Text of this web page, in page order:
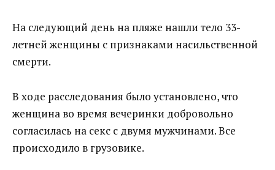
На следующий день на пляже нашли тело 33-
летней женщины с признаками насильственной
смерти.
В ходе расследования было установлено, что
женщина во время вечеринки добровольно
согласилась на секс с двумя мужчинами. Все
происходило в грузовике.